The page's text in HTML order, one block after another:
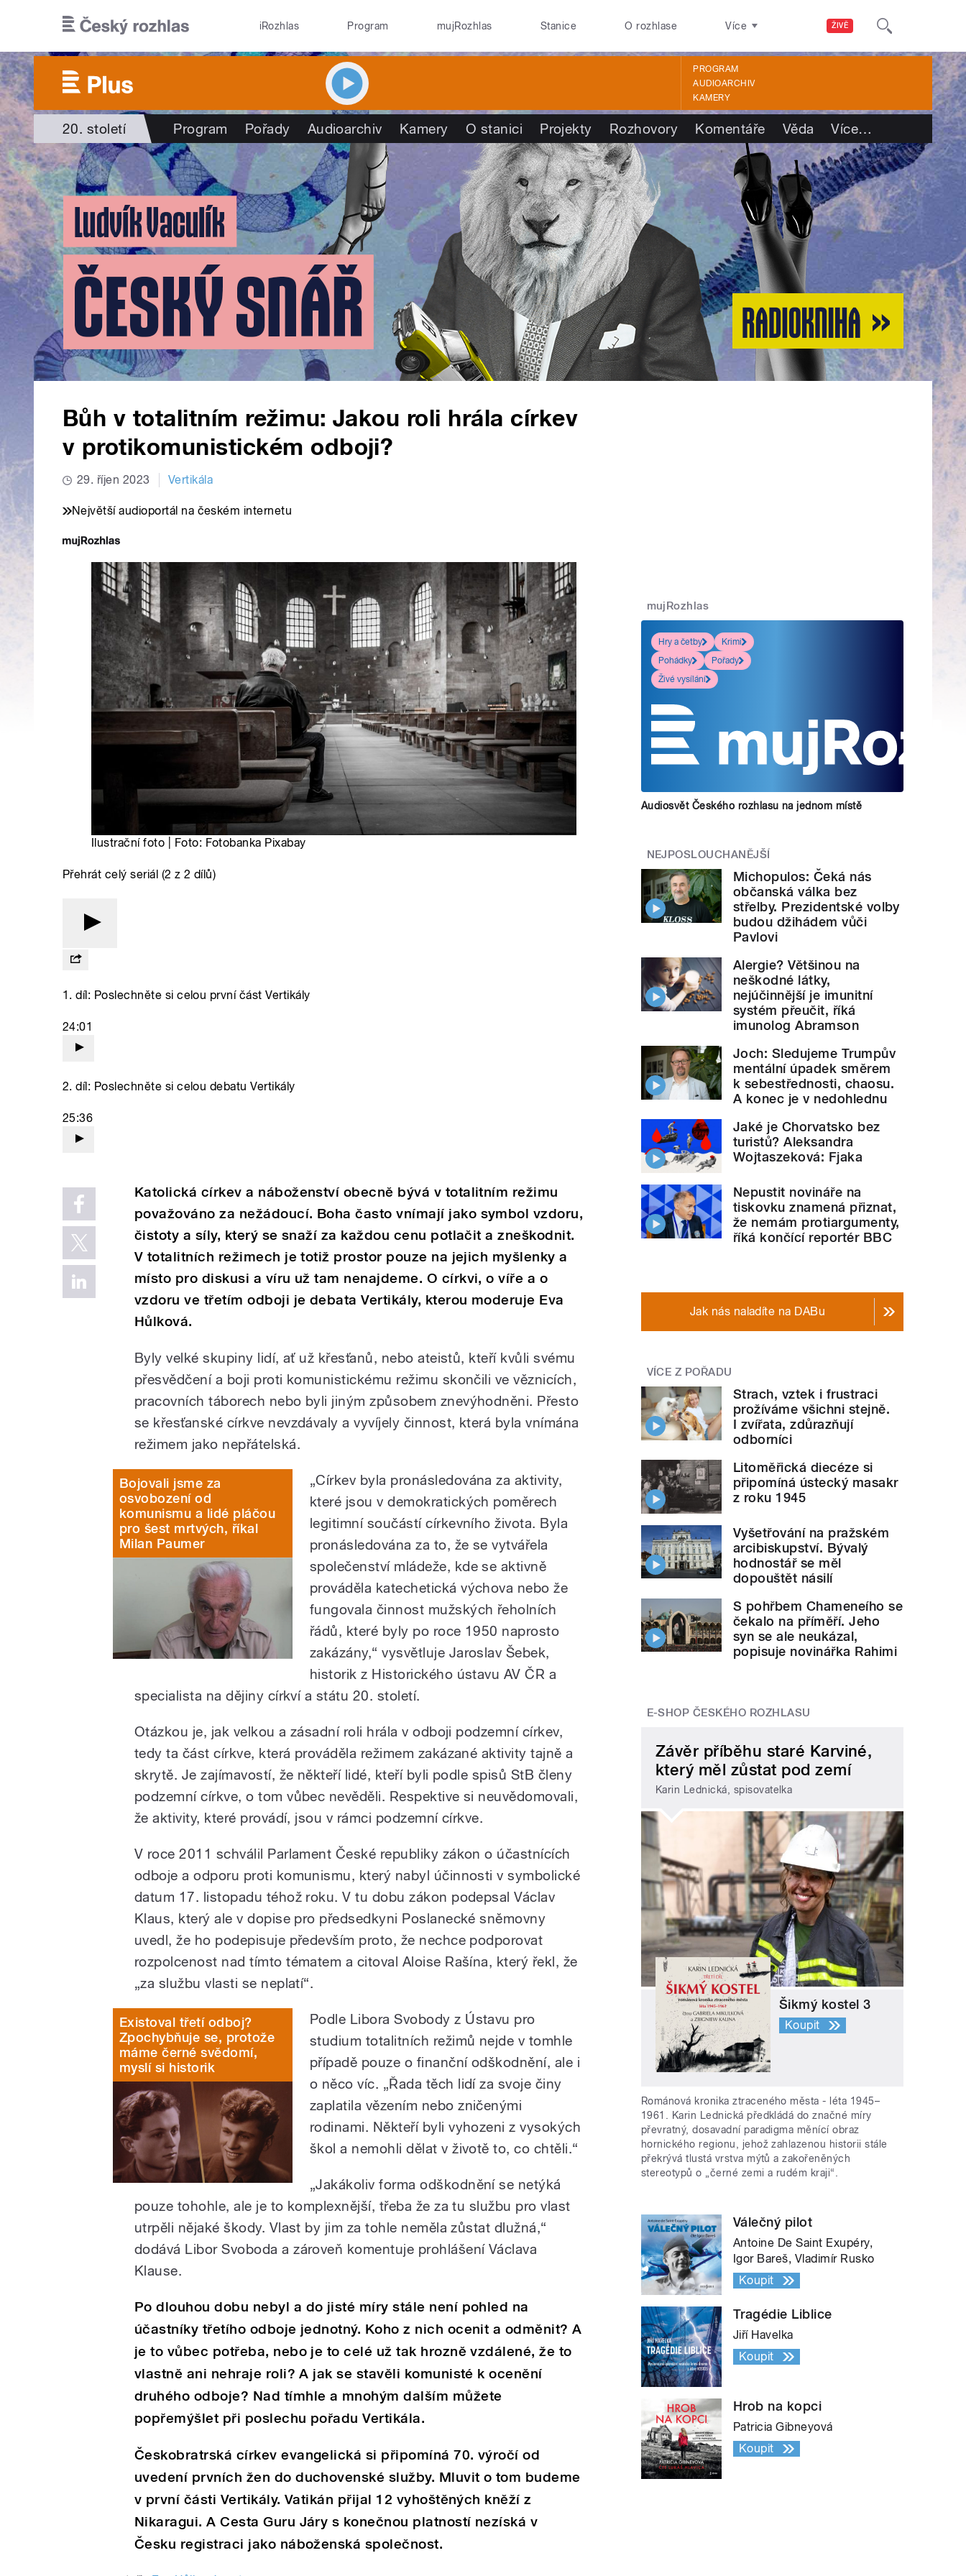
ŽIVĚ
iRozhlas Program mujRozhlas Stanice O rozhlase Více
PROGRAM
AUDIOARCHIV
KAMERY
20. století Program Pořady Audioarchiv Kamery O stanici Projekty Rozhovory Komentáře Věda Více…
Bůh v totalitním režimu: Jakou roli hrála církev
v protikomunistickém odboji?
29. říjen 2023 Vertikála
Největší audioportál na českém internetu
Ilustrační foto | Foto: Fotobanka Pixabay
Přehrát celý seriál (2 z 2 dílů)
1. díl: Poslechněte si celou první část Vertikály
24:01
2. díl: Poslechněte si celou debatu Vertikály
25:36
Katolická církev a náboženství obecně bývá v totalitním režimu
považováno za nežádoucí. Boha často vnímají jako symbol vzdoru,
čistoty a síly, který se snaží za každou cenu potlačit a zneškodnit.
V totalitních režimech je totiž prostor pouze na jejich myšlenky a
místo pro diskusi a víru už tam nenajdeme. O církvi, o víře a o
vzdoru ve třetím odboji je debata Vertikály, kterou moderuje Eva
Hůlková.
Byly velké skupiny lidí, ať už křesťanů, nebo ateistů, kteří kvůli svému
přesvědčení a boji proti komunistickému režimu skončili ve věznicích,
pracovních táborech nebo byli jiným způsobem znevýhodněni. Přesto
se křesťanské církve nevzdávaly a vyvíjely činnost, která byla vnímána
režimem jako nepřátelská.
Bojovali jsme za
osvobození od
komunismu a lidé pláčou
pro šest mrtvých, říkal
Milan Paumer
„Církev byla pronásledována za aktivity,
které jsou v demokratických poměrech
legitimní součástí církevního života. Byla
pronásledována za to, že se vytvářela
společenství mládeže, kde se aktivně
prováděla katechetická výchova nebo že
fungovala činnost mužských řeholních
řádů, které byly po roce 1950 naprosto
zakázány,“ vysvětluje Jaroslav Šebek,
historik z Historického ústavu AV ČR a
specialista na dějiny církví a státu 20. století.
Otázkou je, jak velkou a zásadní roli hrála v odboji podzemní církev,
tedy ta část církve, která prováděla režimem zakázané aktivity tajně a
skrytě. Je zajímavostí, že někteří lidé, kteří byli podle spisů StB členy
podzemní církve, o tom vůbec nevěděli. Respektive si neuvědomovali,
že aktivity, které provádí, jsou v rámci podzemní církve.
V roce 2011 schválil Parlament České republiky zákon o účastnících
odboje a odporu proti komunismu, který nabyl účinnosti v symbolické
datum 17. listopadu téhož roku. V tu dobu zákon podepsal Václav
Klaus, který ale v dopise pro předsedkyni Poslanecké sněmovny
uvedl, že ho podepisuje především proto, že nechce podporovat
rozpolcenost nad tímto tématem a citoval Aloise Rašína, který řekl, že
„za službu vlasti se neplatí“.
Existoval třetí odboj?
Zpochybňuje se, protože
máme černé svědomí,
myslí si historik
Podle Libora Svobody z Ústavu pro
studium totalitních režimů nejde v tomhle
případě pouze o finanční odškodnění, ale i
o něco víc. „Řada těch lidí za svoje činy
zaplatila vězením nebo zničenými
rodinami. Někteří byli vyhozeni z vysokých
škol a nemohli dělat v životě to, co chtěli.“
„Jakákoliv forma odškodnění se netýká
pouze tohohle, ale je to komplexnější, třeba že za tu službu pro vlast
utrpěli nějaké škody. Vlast by jim za tohle neměla zůstat dlužná,“
dodává Libor Svoboda a zároveň komentuje prohlášení Václava
Klause.
Po dlouhou dobu nebyl a do jisté míry stále není pohled na
účastníky třetího odboje jednotný. Koho z nich ocenit a odměnit? A
je to vůbec potřeba, nebo je to celé už tak hrozně vzdálené, že to
vlastně ani nehraje roli? A jak se stavěli komunisté k ocenění
druhého odboje? Nad tímhle a mnohým dalším můžete
popřemýšlet při poslechu pořadu Vertikála.
Českobratrská církev evangelická si připomíná 70. výročí od
uvedení prvních žen do duchovenské služby. Mluvit o tom budeme
v první části Vertikály. Vatikán přijal 12 vyhoštěných kněží z
Nikaragui. A Cesta Guru Járy s konečnou platností nezíská v
Česku registraci jako náboženská společnost.
mujRozhlas
Hry a četby
Krimi
Pohádky
Pořady
Živé vysílání
Audiosvět Českého rozhlasu na jednom místě
NEJPOSLOUCHANĚJŠÍ
Michopulos: Čeká nás
občanská válka bez
střelby. Prezidentské volby
budou džihádem vůči
Pavlovi
Alergie? Většinou na
neškodné látky,
nejúčinnější je imunitní
systém přeučit, říká
imunolog Abramson
Joch: Sledujeme Trumpův
mentální úpadek směrem
k sebestřednosti, chaosu.
A konec je v nedohlednu
Jaké je Chorvatsko bez
turistů? Aleksandra
Wojtaszeková: Fjaka
Nepustit novináře na
tiskovku znamená přiznat,
že nemám protiargumenty,
říká končící reportér BBC
Jak nás naladíte na DABu
VÍCE Z POŘADU
Strach, vztek i frustraci
prožíváme všichni stejně.
I zvířata, zdůrazňují
odborníci
Litoměřická diecéze si
připomíná ústecký masakr
z roku 1945
Vyšetřování na pražském
arcibiskupství. Bývalý
hodnostář se měl
dopouštět násilí
S pohřbem Chameneího se
čekalo na příměří. Jeho
syn se ale neukázal,
popisuje novinářka Rahimi
E-SHOP ČESKÉHO ROZHLASU
Závěr příběhu staré Karviné,
který měl zůstat pod zemí
Karin Lednická, spisovatelka
Šikmý kostel 3
Koupit
Románová kronika ztraceného města - léta 1945–
1961. Karin Lednická předkládá do značné míry
převratný, dosavadní paradigma měnící obraz
hornického regionu, jehož zahlazenou historii stále
překrývá tlustá vrstva mýtů a zakořeněných
stereotypů o „černé zemi a rudém kraji“.
Válečný pilot
Antoine De Saint Exupéry,
Igor Bareš, Vladimír Rusko
Koupit
Tragédie Liblice
Jiří Havelka
Koupit
Hrob na kopci
Patricia Gibneyová
Koupit